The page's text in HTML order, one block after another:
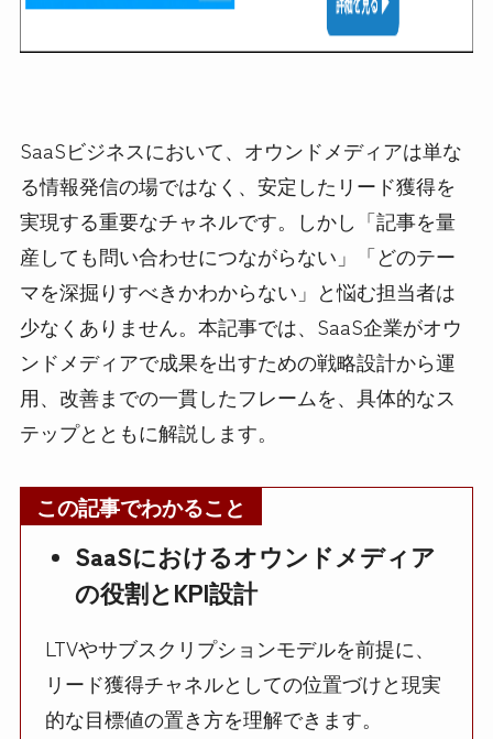
SaaSビジネスにおいて、オウンドメディアは単な
る情報発信の場ではなく、安定したリード獲得を
実現する重要なチャネルです。しかし「記事を量
産しても問い合わせにつながらない」「どのテー
マを深掘りすべきかわからない」と悩む担当者は
少なくありません。本記事では、SaaS企業がオウ
ンドメディアで成果を出すための戦略設計から運
用、改善までの一貫したフレームを、具体的なス
テップとともに解説します。
この記事でわかること
SaaSにおけるオウンドメディア
の役割とKPI設計
LTVやサブスクリプションモデルを前提に、
リード獲得チャネルとしての位置づけと現実
的な目標値の置き方を理解できます。